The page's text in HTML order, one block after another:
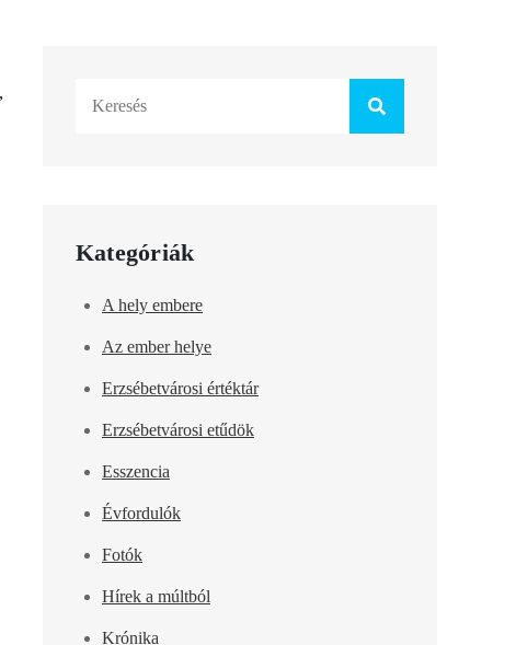
Kategóriák
A hely embere
Az ember helye
Erzsébetvárosi értéktár
Erzsébetvárosi etűdök
Esszencia
Évfordulók
Fotók
Hírek a múltból
Krónika